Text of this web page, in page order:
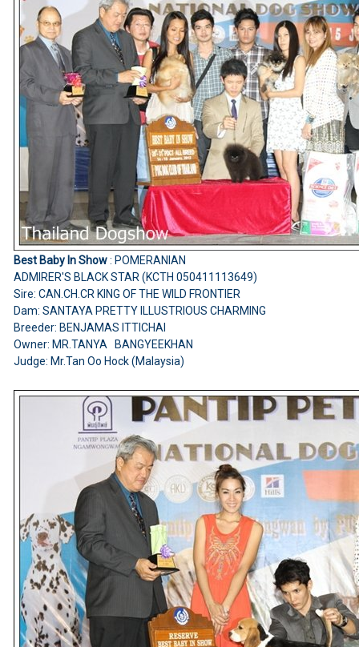
Best Baby In Show: POMERANIAN
ADMIRER'S BLACK STAR (KCTH 050411113649)
Sire: CAN.CH.CR KING OF THE WILD FRONTIER
Dam: SANTAYA PRETTY ILLUSTRIOUS CHARMING
Breeder: BENJAMAS ITTICHAI
Owner: MR.TANYA BANGYEEKHAN
Judge: Mr.Tan Oo Hock (Malaysia)